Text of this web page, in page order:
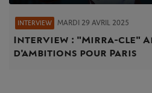
INTERVIEW MARDI 29 AVRIL 2025
Interview : "Mirra-cle"
d'ambitions pour Paris